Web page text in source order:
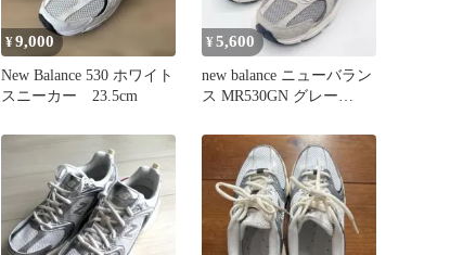
¥9,000
New Balance 530 ホワイト
スニーカー 23.5cm
¥5,600
new balance ニューバラン
ス MR530GN グレー